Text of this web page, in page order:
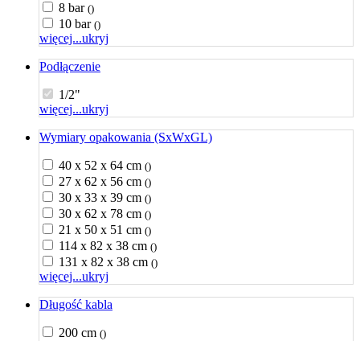
8 bar ()
10 bar ()
więcej...ukryj
Podłączenie
1/2"
więcej...ukryj
Wymiary opakowania (SxWxGL)
40 x 52 x 64 cm ()
27 x 62 x 56 cm ()
30 x 33 x 39 cm ()
30 x 62 x 78 cm ()
21 x 50 x 51 cm ()
114 x 82 x 38 cm ()
131 x 82 x 38 cm ()
więcej...ukryj
Długość kabla
200 cm ()